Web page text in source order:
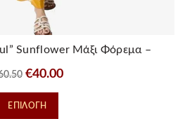
Sunflower Μάξι Φόρεμα –
Original
price
was:
€40.00Η
ΕΠΙΛΟΓΉ